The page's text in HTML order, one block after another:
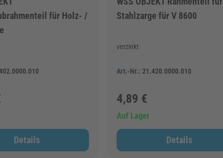
für Holz- /
Details
Stahlzarge für V 8600
verzinkt
Art.-Nr.: 21.420.0000.010
4,89 €
Auf Lager
Details